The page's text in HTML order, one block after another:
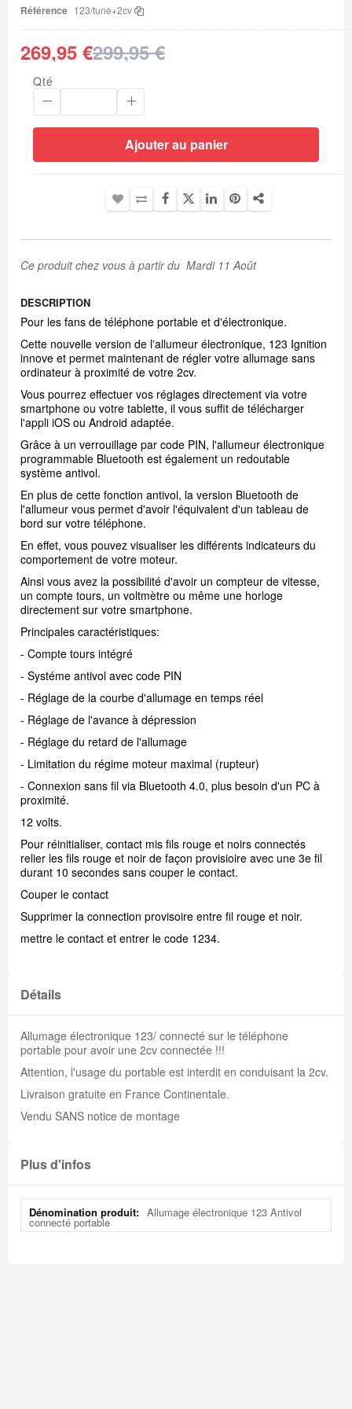
d’images
Référence 123/tune+2cv
269,95 €299,95 €
Qté
Ajouter au panier
Ce produit chez vous à partir du Mardi 11 Août
DESCRIPTION
Pour les fans de téléphone portable et d'électronique.
Cette nouvelle version de l'allumeur électronique, 123 Ignition
innove et permet maintenant de régler votre allumage sans
ordinateur à proximité de votre 2cv.
Vous pourrez effectuer vos réglages directement via votre
smartphone ou votre tablette, il vous suffit de télécharger
l'appli iOS ou Android adaptée.
Grâce à un verrouillage par code PIN, l'allumeur électronique
programmable Bluetooth est également un redoutable
système antivol.
En plus de cette fonction antivol, la version Bluetooth de
l'allumeur vous permet d'avoir l'équivalent d'un tableau de
bord sur votre téléphone.
En effet, vous pouvez visualiser les différents indicateurs du
comportement de votre moteur.
Ainsi vous avez la possibilité d'avoir un compteur de vitesse,
un compte tours, un voltmètre ou même une horloge
directement sur votre smartphone.
Principales caractéristiques:
- Compte tours intégré
- Systéme antivol avec code PIN
- Réglage de la courbe d'allumage en temps réel
- Réglage de l'avance à dépression
- Réglage du retard de l'allumage
- Limitation du régime moteur maximal (rupteur)
- Connexion sans fil via Bluetooth 4.0, plus besoin d'un PC à
proximité.
12 volts.
Pour réinitialiser, contact mis fils rouge et noirs connectés
relier les fils rouge et noir de façon provisioire avec une 3e fil
durant 10 secondes sans couper le contact.
Couper le contact
Supprimer la connection provisoire entre fil rouge et noir.
mettre le contact et entrer le code 1234.
Détails
Allumage électronique 123/ connecté sur le téléphone
portable pour avoir une 2cv connectée !!!
Attention, l'usage du portable est interdit en conduisant la 2cv.
Livraison gratuite en France Continentale.
Vendu SANS notice de montage
Plus d'infos
Plus
d'infos
Allumage électronique 123 Antivol
connecté portable